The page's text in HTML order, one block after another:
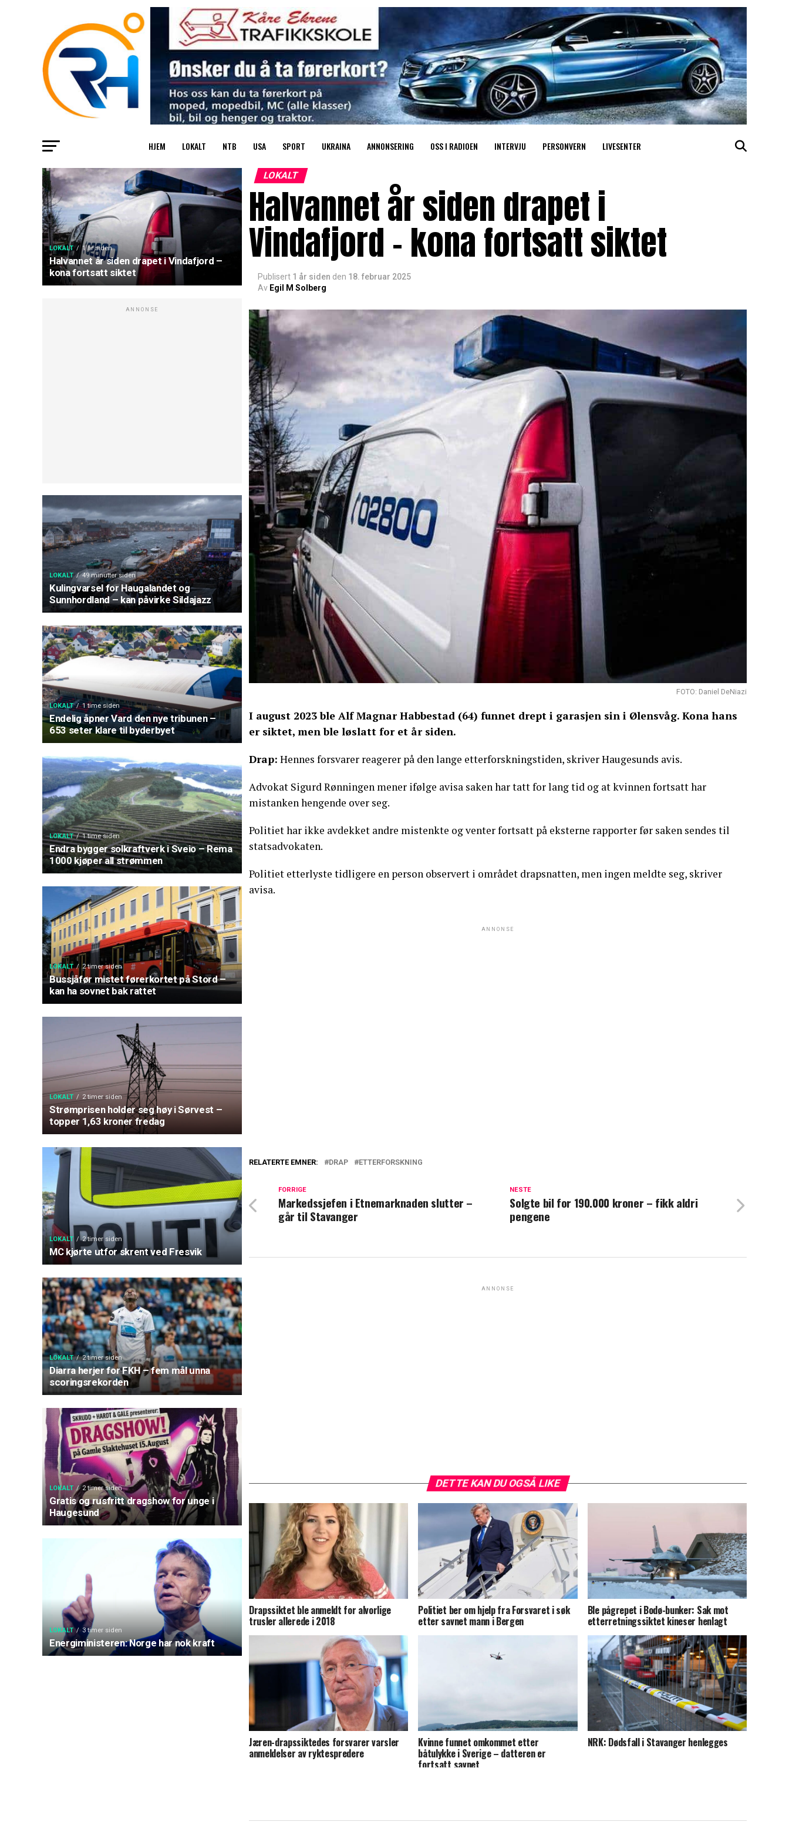
HJEM LOKALT NTB USA SPORT UKRAINA ANNONSERING OSS I RADIOEN INTERVJU PERSONVERN LIVESENTER
LOKALT 1 år siden
Halvannet år siden drapet i Vindafjord –
kona fortsatt siktet
ANNONSE
LOKALT 49 minutter siden
Kulingvarsel for Haugalandet og
Sunnhordland – kan påvirke Sildajazz
LOKALT 1 time siden
Endelig åpner Vard den nye tribunen –
653 seter klare til byderbyet
LOKALT 1 time siden
Endra bygger solkraftverk i Sveio – Rema
1000 kjøper all strømmen
LOKALT 2 timer siden
Bussjåfør mistet førerkortet på Stord –
kan ha sovnet bak rattet
LOKALT 2 timer siden
Strømprisen holder seg høy i Sørvest –
topper 1,63 kroner fredag
LOKALT 2 timer siden
MC kjørte utfor skrent ved Fresvik
LOKALT 2 timer siden
Diarra herjer for FKH – fem mål unna
scoringsrekorden
LOKALT 2 timer siden
Gratis og rusfritt dragshow for unge i
Haugesund
LOKALT 3 timer siden
Energiministeren: Norge har nok kraft
LOKALT
Halvannet år siden drapet i
Vindafjord – kona fortsatt siktet
Publisert 1 år siden den 18. februar 2025
Av Egil M Solberg
FOTO: Daniel DeNiazi
I august 2023 ble Alf Magnar Habbestad (64) funnet drept i garasjen sin i Ølensvåg. Kona hans
er siktet, men ble løslatt for et år siden.
Drap: Hennes forsvarer reagerer på den lange etterforskningstiden, skriver Haugesunds avis.
Advokat Sigurd Rønningen mener ifølge avisa saken har tatt for lang tid og at kvinnen fortsatt har
mistanken hengende over seg.
Politiet har ikke avdekket andre mistenkte og venter fortsatt på eksterne rapporter før saken sendes til
statsadvokaten.
Politiet etterlyste tidligere en person observert i området drapsnatten, men ingen meldte seg, skriver
avisa.
ANNONSE
RELATERTE EMNER: DRAP ETTERFORSKNING
NESTE
Solgte bil for 190.000 kroner – fikk aldri
pengene
FORRIGE
Markedssjefen i Etnemarknaden slutter –
går til Stavanger
ANNONSE
DETTE KAN DU OGSÅ LIKE
Drapssiktet ble anmeldt for alvorlige
trusler allerede i 2018
Politiet ber om hjelp fra Forsvaret i søk
etter savnet mann i Bergen
Ble pågrepet i Bodø-bunker: Sak mot
etterretningssiktet kineser henlagt
Jæren-drapssiktedes forsvarer varsler
anmeldelser av ryktespredere
Kvinne funnet omkommet etter
båtulykke i Sverige – datteren er
fortsatt savnet
NRK: Dødsfall i Stavanger henlegges